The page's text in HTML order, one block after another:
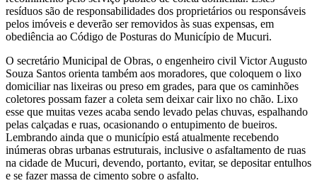
resíduos são de responsabilidades dos proprietários ou responsáveis
pelos imóveis e deverão ser removidos às suas expensas, em
obediência ao Código de Posturas do Município de Mucuri.
O secretário Municipal de Obras, o engenheiro civil Victor Augusto
Souza Santos orienta também aos moradores, que coloquem o lixo
domiciliar nas lixeiras ou preso em grades, para que os caminhões
coletores possam fazer a coleta sem deixar cair lixo no chão. Lixo
esse que muitas vezes acaba sendo levado pelas chuvas, espalhando
pelas calçadas e ruas, ocasionando o entupimento de bueiros.
Lembrando ainda que o município está atualmente recebendo
inúmeras obras urbanas estruturais, inclusive o asfaltamento de ruas
na cidade de Mucuri, devendo, portanto, evitar, se depositar entulhos
e se fazer massa de cimento sobre o asfalto.